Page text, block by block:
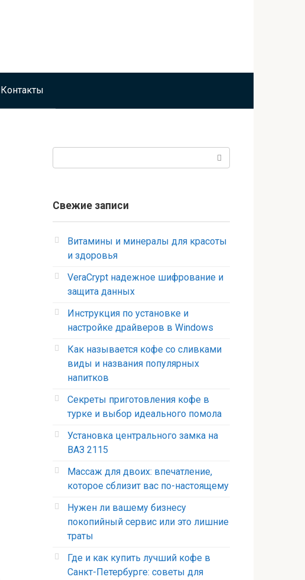
Контакты
Свежие записи
Витамины и минералы для красоты
и здоровья
VeraCrypt надежное шифрование и
защита данных
Инструкция по установке и
настройке драйверов в Windows
Как называется кофе со сливками
виды и названия популярных
напитков
Секреты приготовления кофе в
турке и выбор идеального помола
Установка центрального замка на
ВАЗ 2115
Массаж для двоих: впечатление,
которое сблизит вас по-настоящему
Нужен ли вашему бизнесу
покопийный сервис или это лишние
траты
Где и как купить лучший кофе в
Санкт-Петербурге: советы для